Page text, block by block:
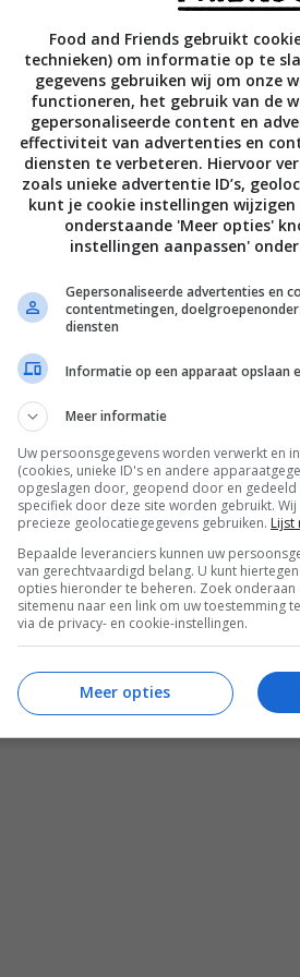
Cake recepten
Gelegenheid Makkelijke
Toetjes & ander zoets
Food and Friends gebruikt
technieken) om informatie op te
gegevens gebruiken wij om onze
functioneren, het gebruik van de
gepersonaliseerde content en
effectiviteit van advertenties en
diensten te verbeteren. Hiervoor
zoals unieke advertentie ID’s,
kunt je cookie instellingen
onderstaande 'Meer opties'
instellingen aanpassen'
Gepersonaliseerde advertenties en
contentmetingen,
diensten
Informatie op een apparaat opslaan
Meer informatie
Uw persoonsgegevens worden verwerkt en
(cookies, unieke ID's en andere
opgeslagen door, geopend door en
specifiek door deze site worden gebruikt.
precieze geolocatiegegevens gebruiken. Lijst
Bepaalde leveranciers kunnen uw
van gerechtvaardigd belang. U kunt
opties hieronder te beheren. Zoek onderaan
sitemenu naar een link om uw toestemming
via de privacy- en cookie-instellingen.
Meer opties